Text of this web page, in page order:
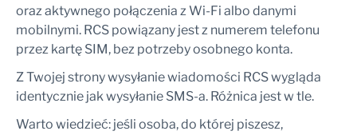
oraz aktywnego połączenia z Wi-Fi albo danymi
mobilnymi. RCS powiązany jest z numerem telefonu
przez kartę SIM, bez potrzeby osobnego konta.
Z Twojej strony wysyłanie wiadomości RCS wygląda
identycznie jak wysyłanie SMS-a. Różnica jest w tle.
Warto wiedzieć: jeśli osoba, do której piszesz,